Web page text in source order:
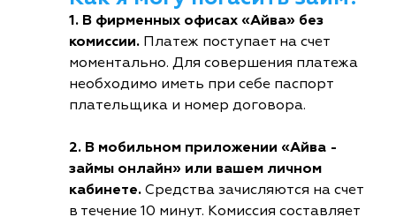
1. В фирменных офисах «Айва» без
комиссии. Платеж поступает на счет
моментально. Для совершения платежа
необходимо иметь при себе паспорт
плательщика и номер договора.
2. В мобильном приложении «Айва -
займы онлайн» или вашем личном
кабинете. Средства зачисляются на счет
в течение 10 минут. Комиссия составляет